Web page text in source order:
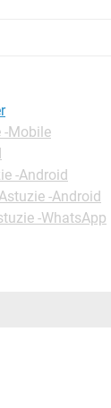
-Mobile
-Android
-Android
-WhatsApp